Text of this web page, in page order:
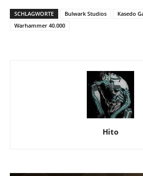
SCHLAGWORTE Bulwark Studios Kasedo
Warhammer 40.000
Hito